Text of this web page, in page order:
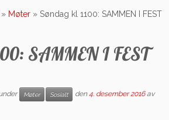
» Møter » Søndag kl 1100: SAMMEN I FEST
SAMMEN I FEST
Møter Sosialt den4. desember 2016 av